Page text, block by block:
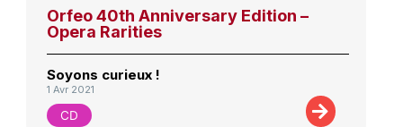
Orfeo 40th Anniversary Edition –
Opera Rarities
Soyons curieux !
1 Avr 2021
CD